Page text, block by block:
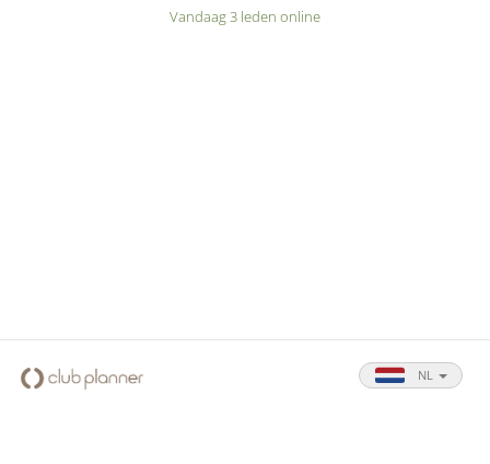
Vandaag 3 leden online
NL